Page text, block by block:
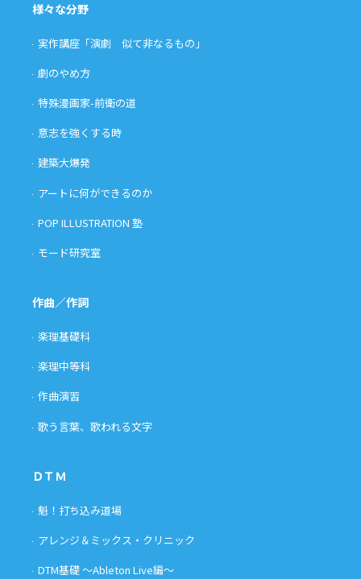
様々な分野
実作講座「演劇 似て非なるもの」
劇のやめ方
特殊漫画家-前衛の道
意志を強くする時
建築大爆発
アートに何ができるのか
POP ILLUSTRATION 塾
モード研究室
作曲／作詞
楽理基礎科
楽理中等科
作曲演習
歌う言葉、歌われる文字
ＤＴＭ
魁！打ち込み道場
アレンジ＆ミックス・クリニック
DTM基礎 〜Ableton Live編〜